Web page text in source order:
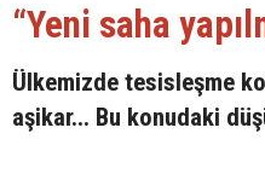
“Yeni saha
Ülkemizde tesisleşme
aşikar... Bu konudaki